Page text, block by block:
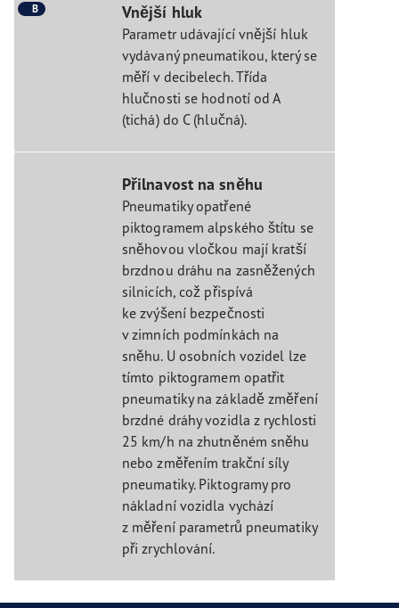
B Vnější hluk
Parametr udávající vnější hluk
vydávaný pneumatikou, který se
měří v decibelech. Třída
hlučnosti se hodnotí od A
(tichá) do C (hlučná).
Přilnavost na sněhu
Pneumatiky opatřené
piktogramem alpského štítu se
sněhovou vločkou mají kratší
brzdnou dráhu na zasněžených
silnicích, což přispívá
ke zvýšení bezpečnosti
v zimních podmínkách na
sněhu. U osobních vozidel lze
tímto piktogramem opatřit
pneumatiky na základě změření
brzdné dráhy vozidla z rychlosti
25 km/h na zhutněném sněhu
nebo změřením trakční síly
pneumatiky. Piktogramy pro
nákladní vozidla vychází
z měření parametrů pneumatiky
při zrychlování.